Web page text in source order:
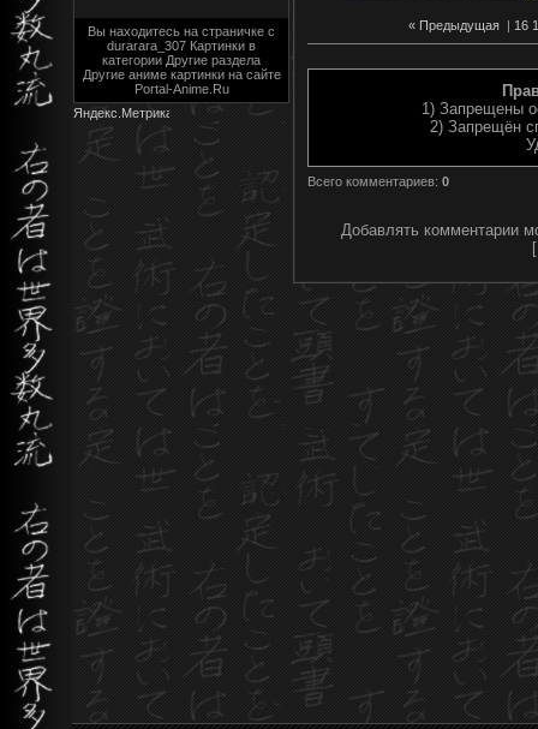
Вы находитесь на страничке с
durarara_307 Картинки в
категории Другие раздела
Другие аниме картинки на сайте
Portal-Anime.Ru
« Предыдущая 16
1) Запрещены
2) Запрещён
Всего комментариев: 0
Добавлять комментарии